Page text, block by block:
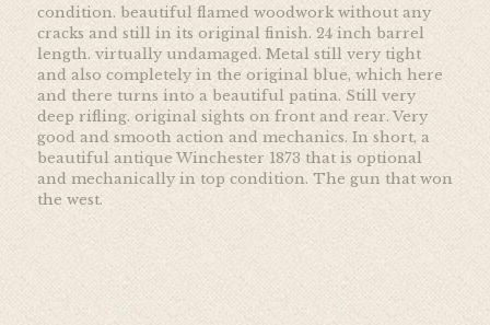
condition. beautiful flamed woodwork without any
cracks and still in its original finish. 24 inch barrel
length. virtually undamaged. Metal still very tight
and also completely in the original blue, which here
and there turns into a beautiful patina. Still very
deep rifling. original sights on front and rear. Very
good and smooth action and mechanics. In short, a
beautiful antique Winchester 1873 that is optional
and mechanically in top condition. The gun that won
the west.